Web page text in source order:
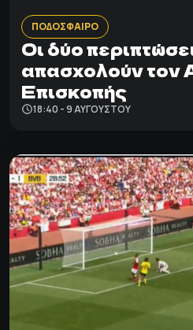
ΠΟΔΟΣΦΑΙΡΟ
Οι δύο
απασχολούν τον
Επισκοπής
18:40 - 9 ΑΥΓΟΎΣΤΟΥ